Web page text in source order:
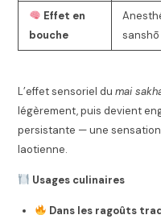
Effet en
bouche
sanshō
L’effet sensoriel dumai
légèrement, puis devient
persistante — une
laotienne.
Usages culinaires
Dans les ragoûts